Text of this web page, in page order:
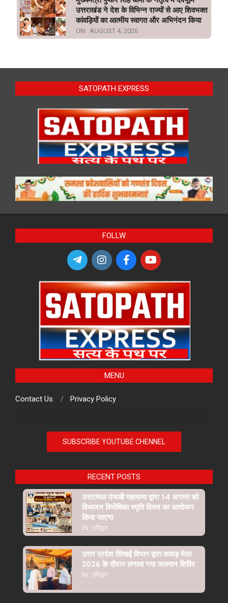
उत्तराखंड ने देश के विभिन्न राज्यों से आए शिवभक्त
कांवड़ियों का आत्मीय स्वागत और अभिनंदन किया
ON: AUGUST 4, 2026
SATOPATH EXPRESS
FOLLW
MENU
Contact Us Privacy Policy
SUBSCRIBE YOUTUBE CHENNEL
RECENT POSTS
उत्तरांचल पंजाबी महासभा द्वारा 14 अगस्त को
विभाजन विभीषिका स्मृति दिवस का आयोजन
किया जाएगा
IN: हरिद्वार
उत्तर प्रदेश सिंचाई विभाग द्वारा कावड़ मेला
2026 के दौरान लगाया गया जलपान शिविर
IN: हरिद्वार